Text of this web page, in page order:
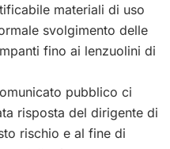
materiali di uso
svolgimento delle
fino ai lenzuolini di
pubblico ci
risposta del dirigente di
rischio e al fine di